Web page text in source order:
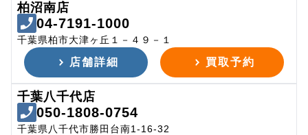
柏沼南店
04-7191-1000
千葉県柏市大津ヶ丘１－４９－１
店舗詳細 買取予約
千葉八千代店
050-1808-0754
千葉県八千代市勝田台南1-16-32